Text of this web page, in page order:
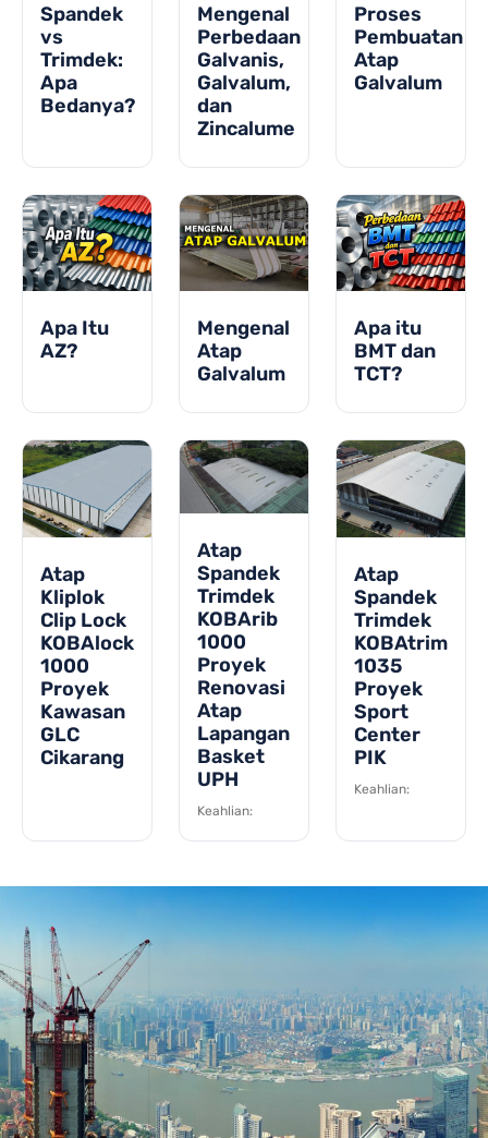
Spandek
vs
Trimdek:
Apa
Bedanya?
Mengenal
Perbedaan
Galvanis,
Galvalum,
dan
Zincalume
Proses
Pembuatan
Atap
Galvalum
Apa Itu
AZ?
Mengenal
Atap
Galvalum
Apa itu
BMT dan
TCT?
Atap
Kliplok
Clip Lock
KOBAlock
1000
Proyek
Kawasan
GLC
Cikarang
Atap
Spandek
Trimdek
KOBArib
1000
Proyek
Renovasi
Atap
Lapangan
Basket
UPH
Keahlian:
Atap
Spandek
Trimdek
KOBAtrim
1035
Proyek
Sport
Center
PIK
Keahlian: